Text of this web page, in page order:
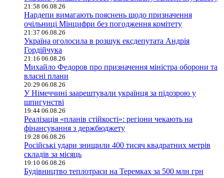
21:58 06.08.26
Нардепи вимагають пояснень щодо призначення
очільниці Мінцифри без погодження комітету
21:37 06.08.26
Україна оголосила в розшук ексдепутата Андрія
Гордійчука
21:16 06.08.26
Михайло Федоров про призначення міністра оборони та
власні плани
20:29 06.08.26
У Німеччині заарештували українця за підозрою у
шпигунстві
19:44 06.08.26
Реалізація «планів стійкості»: регіони чекають на
фінансування з держбюджету
19:28 06.08.26
Російські удари знищили 400 тисяч квадратних метрів
складів за місяць
19:10 06.08.26
Будівництво теплотраси на Теремках за 500 млн грн